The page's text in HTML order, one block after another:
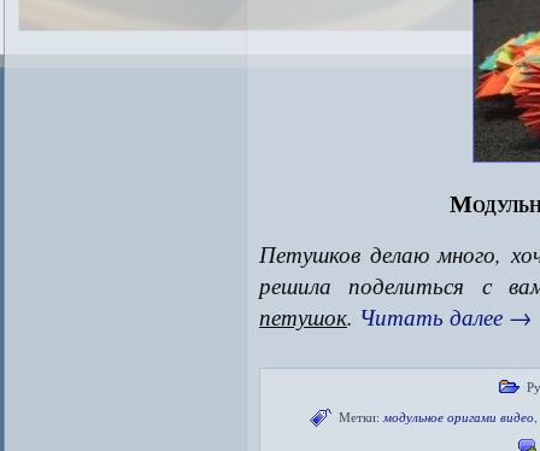
Петушков делаю много,
решила поделиться с
петушок. Читать далее →
Метки: модульное оригами видео,